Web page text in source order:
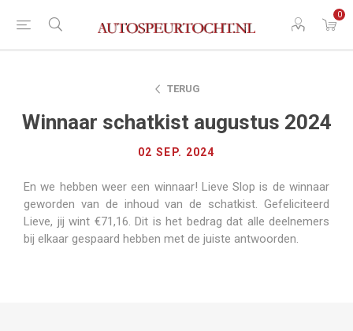
0
TERUG
Winnaar schatkist augustus 2024
02 SEP. 2024
En we hebben weer een winnaar! Lieve Slop is de winnaar
geworden van de inhoud van de schatkist. Gefeliciteerd
Lieve, jij wint €71,16. Dit is het bedrag dat alle deelnemers
bij elkaar gespaard hebben met de juiste antwoorden.